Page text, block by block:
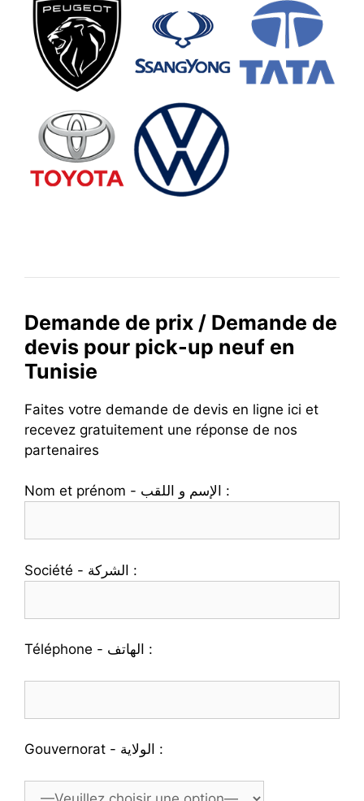
Demande de prix / Demande de
devis pour pick-up neuf en
Tunisie
Faites votre demande de devis en ligne ici et
recevez gratuitement une réponse de nos
partenaires
Nom et prénom - الإسم و اللقب :
Société - الشركة :
Téléphone - الهاتف :
Gouvernorat - الولاية :